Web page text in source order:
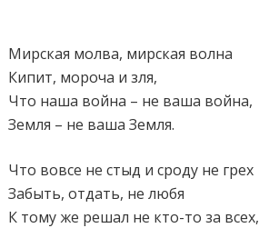
Мирская молва, мирская волна
Кипит, мороча и зля,
Что наша война – не ваша война,
Земля – не ваша Земля.
Что вовсе не стыд и сроду не грех
Забыть, отдать, не любя
К тому же решал не кто-то за всех,